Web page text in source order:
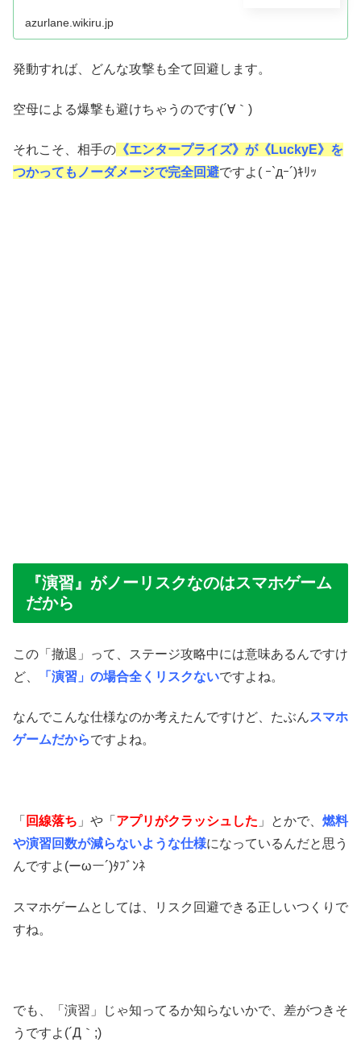
azurlane.wikiru.jp
発動すれば、どんな攻撃も全て回避します。
空母による爆撃も避けちゃうのです(´∀｀)
それこそ、相手の 《エンタープライズ》が《LuckyE》を
つかってもノーダメージで完全回避ですよ( ｰ`дｰ´)ｷﾘｯ
『演習』がノーリスクなのはスマホゲーム
だから
この「撤退」って、ステージ攻略中には意味あるんですけ
ど、
「演習」の場合全くリスクないですよね。
なんでこんな仕様なのか考えたんですけど、たぶんスマホ
ゲームだからですよね。
「 回線落ち 」や「 アプリがクラッシュした 」とかで、 燃料
や演習回数が減らないような仕様になっているんだと思う
んですよ(ーωー´)ﾀﾌﾞﾝﾈ
スマホゲームとしては、リスク回避できる正しいつくりで
すね。
でも、「演習」じゃ知ってるか知らないかで、差がつきそ
うですよ(´Д｀;)